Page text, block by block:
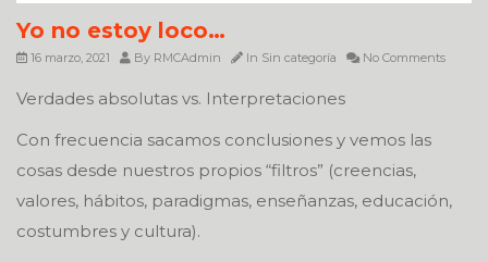
Yo no estoy loco…
16 marzo, 2021 By RMCAdmin In Sin categoría No Comments
Verdades absolutas vs. Interpretaciones
Con frecuencia sacamos conclusiones y vemos las
cosas desde nuestros propios “filtros” (creencias,
valores, hábitos, paradigmas, enseñanzas, educación,
costumbres y cultura).